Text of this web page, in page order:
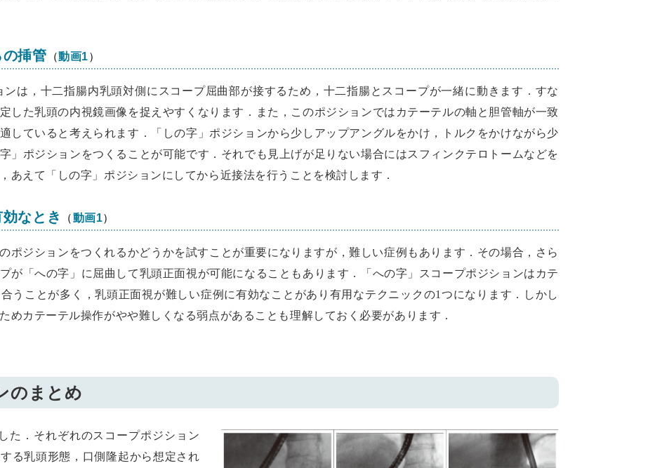
挿管 （動画1）
ンは，十二指腸内乳頭対側にスコープ屈曲部が接するため，十二指腸とスコープが一緒に動きます．すな
した乳頭の内視鏡画像を捉えやすくなります．また，このポジションではカテーテルの軸と胆管軸が一致
していると考えられます．「しの字」ポジションから少しアップアングルをかけ，トルクをかけながら少
」ポジションをつくることが可能です．それでも見上げが足りない場合にはスフィンクテロトームなどを
あえて「しの字」ポジションにしてから近接法を行うことを検討します．
なとき （動画1）
ポジションをつくれるかどうかを試すことが重要になりますが，難しい症例もあります．その場合，さら
が「への字」に屈曲して乳頭正面視が可能になることもあります．「への字」スコープポジションはカテ
うことが多く，乳頭正面視が難しい症例に有効なことがあり有用なテクニックの1つになります．しかし
めカテーテル操作がやや難しくなる弱点があることも理解しておく必要があります．
のまとめ
た．それぞれのスコープポジション
る乳頭形態，口側隆起から想定され